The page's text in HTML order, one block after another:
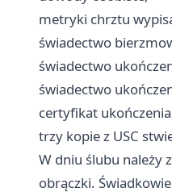
metryki chrztu
świadectwo
świadectwo
świadectwo
certyfikat
trzy kopie z USC
W dniu ślubu należy
obrączki.